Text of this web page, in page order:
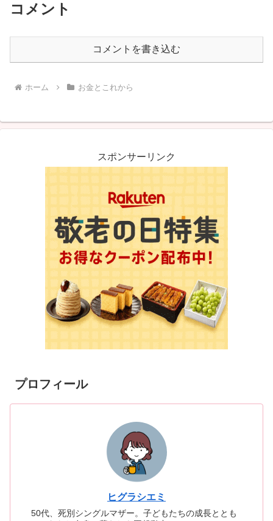
コメント
コメントを書き込む
ホーム お金とこれから
スポンサーリンク
プロフィール
ヒグラシエミ
50代、死別シングルマザー。子どもたちの成長ととも